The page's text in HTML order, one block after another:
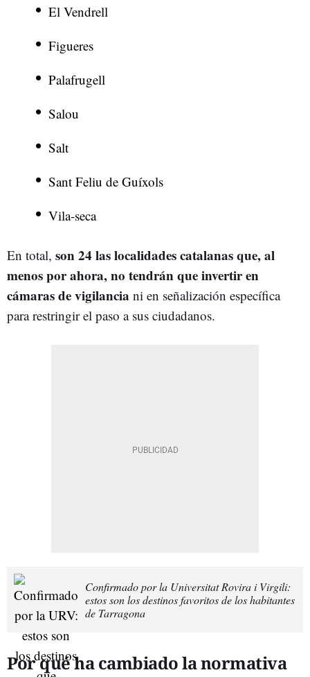
El Vendrell
Figueres
Palafrugell
Salou
Salt
Sant Feliu de Guíxols
Vila-seca
En total, son 24 las localidades catalanas que, al
menos por ahora, no tendrán que invertir en
cámaras de vigilancia ni en señalización específica
para restringir el paso a sus ciudadanos.
Confirmado por la Universitat Rovira i Virgili:
estos son los destinos favoritos de los habitantes
de Tarragona
Por qué ha cambiado la normativa